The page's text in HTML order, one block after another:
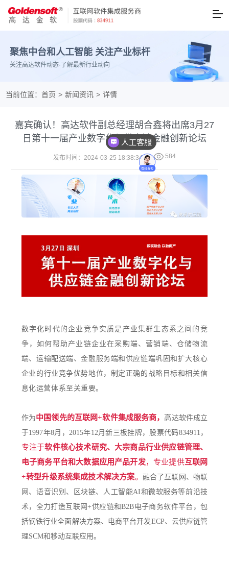
聚焦中台和人工智能 关注产业标杆
关注高达软件动态·了解最新行业动向
当前位置：首页 > 新闻资讯 > 详情
嘉宾确认！高达软件副总经理胡合鑫将出席3月27
日第十一届产业数字化与供应链金融创新论坛
发布时间：2024-03-25 18:38:34  584
数字化时代的企业竞争实质是产业集群生态系之间的竞
争，如何帮助产业链企业在采购端、营销端、仓储物流
端、运输配送端、金融服务端和供应链端巩固和扩大核心
企业的行业竞争优势地位，制定正确的战略目标和相关信
息化运营体系至关重要。
作为中国领先的互联网+软件集成服务商，高达软件成立
于1997年8月，2015年12月新三板挂牌，股票代码834911，
专注于软件核心技术研究、大宗商品行业供应链管理、
电子商务平台和大数据应用产品开发，专业提供互联网
+转型升级系统集成技术解决方案。
融合了互联网、物联
网、语音识别、区块链、人工智能AI和微软服务等前沿技
术，全力打造互联网+供应链和B2B电子商务软件平台，包
括钢铁行业全面解决方案、电商平台开发ECP、云供应链管
理SCM和移动互联应用。
人工客服